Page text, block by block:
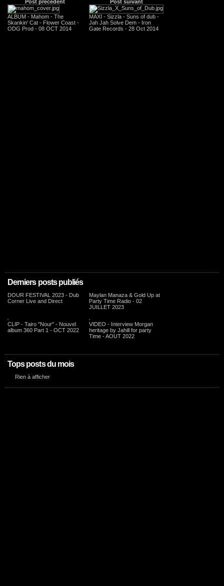
Post précédent
ALBUM - Mahom - The
Skankin' Cat - Flower Coast -
ODG Prod - 08 OCT 2014
Post suivant
MAXI - Sizzla - Suns of dub -
Jah Jah Solve Dem - Iron
Gate Records - 28 Oct 2014
Derniers posts publiés
DOUR FESTIVAL 2023 - Dub
Corner Live and Direct
Maylan Manaza & Gold Up at
Party Time Radio - 02
JUILLET 2023
CLIP - Tairo "Nour" - Nouvel
album 360 Part 1 - OCT 2022
VIDEO - Interview Morgan
heritage by Jahill for party
Time - AOUT 2022
Tops posts du mois
Rien à afficher